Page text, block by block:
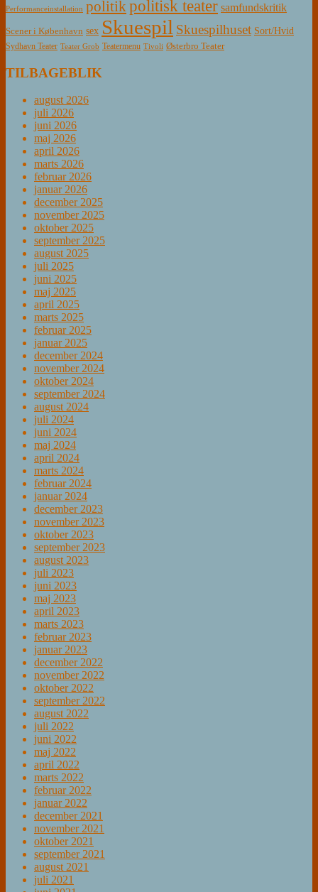
Performanceinstallation politikpolitisk teater samfundskritik
Scener i København sex Skuespil Skuespilhuset Sort/Hvid
Sydhavn Teater Teater Grob Teatermenu Tivoli Østerbro Teater
TILBAGEBLIK
august 2026
juli 2026
juni 2026
maj 2026
april 2026
marts 2026
februar 2026
januar 2026
december 2025
november 2025
oktober 2025
september 2025
august 2025
juli 2025
juni 2025
maj 2025
april 2025
marts 2025
februar 2025
januar 2025
december 2024
november 2024
oktober 2024
september 2024
august 2024
juli 2024
juni 2024
maj 2024
april 2024
marts 2024
februar 2024
januar 2024
december 2023
november 2023
oktober 2023
september 2023
august 2023
juli 2023
juni 2023
maj 2023
april 2023
marts 2023
februar 2023
januar 2023
december 2022
november 2022
oktober 2022
september 2022
august 2022
juli 2022
juni 2022
maj 2022
april 2022
marts 2022
februar 2022
januar 2022
december 2021
november 2021
oktober 2021
september 2021
august 2021
juli 2021